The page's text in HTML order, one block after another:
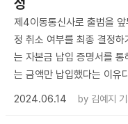
제4이동통신사로 출범을
정 취소 여부를 최종 결정
는 자본금 납입 증명서를
는 금액만 납입했다는 이유
2024.06.14
by 김예지